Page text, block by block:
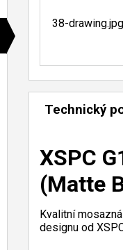
Technický
XSPC
(Matte
Kvalitní
designu od